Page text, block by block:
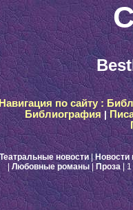
по сайту :
Библиография|
Театральные новости|Новости
|Любовные романы | Проза| 1